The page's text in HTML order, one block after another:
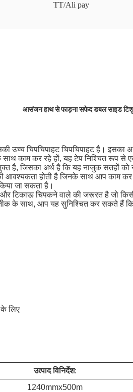
TT/Ali pay
आसंजन हाथ से फाड़ना सफेद डबल साइड टिशू
उच्च चिपचिपाहट चिपचिपाहट है।
काम कर रहे हों, यह टेप निश्चित रूप से
है, जिसका अर्थ है कि यह नाजुक सतहों
आवश्यकता होती है जिनके साथ आप काम कर
जा सकता है।
चिपकने वाले की जरूरत है जो
के साथ, आप यह सुनिश्चित कर सकते
के लिए
उत्पाद विनिर्देश:
1240mmx500m